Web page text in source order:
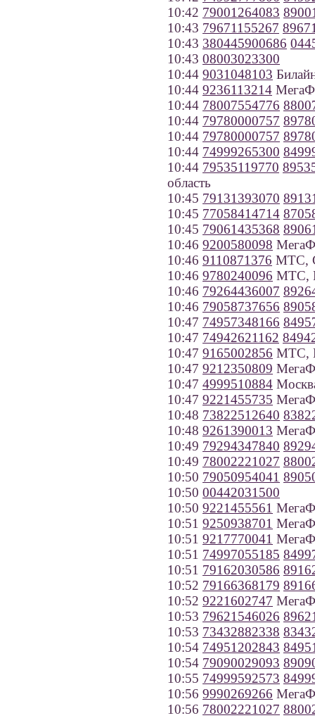
10:42 79001264083
10:43 79671155267
10:43 380445900686
10:43 08003023300
10:44 9031048103
10:44 9236113214
10:44 78007554776
10:44 79780000757
10:44 79780000757
10:44 74999265300
10:44 79535119770
область
10:45 79131393070
10:45 77058414714
10:45 79061435368
10:46 9200580098
10:46 9110871376 МТС,
10:46 9780240096 МТС,
10:46 79264436007
10:46 79058737656
10:47 74957348166
10:47 74942621162
10:47 9165002856 МТС,
10:47 9212350809
10:47 4999510884
10:47 9221455735
10:48 73822512640
10:48 9261390013
10:49 79294347840
10:49 78002221027
10:50 79050954041
10:50 00442031500
10:50 9221455561
10:51 9250938701
10:51 9217770041
10:51 74997055185
10:51 79162030586
10:52 79166368179
10:52 9221602747
10:53 79621546026
10:53 73432882338
10:54 74951202843
10:54 79090029093
10:55 74999592573
10:56 9990269266
10:56 78002221027